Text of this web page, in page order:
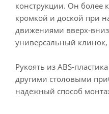
конструкции. Он более
кромкой и доской при
движениями вверх-
универсальный клинок,
Рукоять из ABS-
другими столовыми
надежный способ